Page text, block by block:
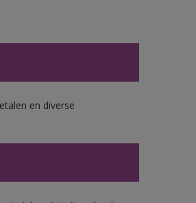
en diverse